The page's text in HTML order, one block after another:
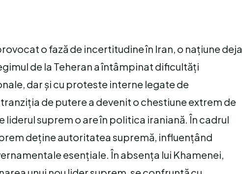
o fază de incertitudine în Iran, o națiune deja
de la Teheran a întâmpinat dificultăți
dar și cu proteste interne legate de
de putere a devenit o chestiune extrem de
suprem o are în politica iraniană. În cadrul
deține autoritatea supremă, influențând
esențiale. În absența lui Khamenei,